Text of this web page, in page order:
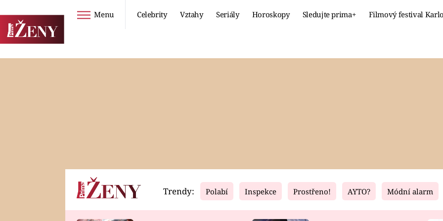
Menu Celebrity Vztahy Seriály Horoskopy Sledujte prima+ Filmový festival
Horoskopy Video Fresh Living
Trendy: Polabí Inspekce Prostřeno! AYTO? Módní alarm